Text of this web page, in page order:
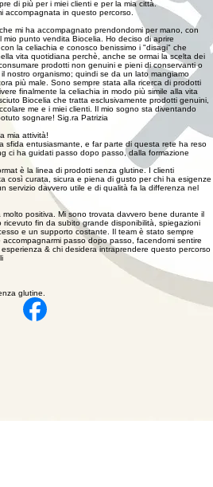
avviare il mio negozio in tempi davvero rapidi.
competenza e prodotti senza glutine originali, di
ogni giorno cerco di crescere e migliorare, mettendo
questo negozio è stata una delle scelte più importanti
di più per i miei clienti e per la mia città.
accompagnata in questo percorso.
mi ha accompagnato prendondomi per mano, con
punto vendita Biocelia. Ho deciso di aprire
la celiachia e conosco benissimo i "disagi" che
vita quotidiana perchè, anche se ormai la scelta dei
prodotti non genuini e pieni di conservanti o
nostro organismo; quindi se da un lato mangiamo
più male. Sono sempre stata alla ricerca di prodotti
finalmente la celiachia in modo più simile alla vita
Biocelia che tratta esclusivamente prodotti genuini,
me e i miei clienti. Il mio sogno sta diventando
sognare! Sig.ra Patrizia
mia attività!
entusiasmante, e far parte di questa rete ha reso
ci ha guidati passo dopo passo, dalla formazione
è la linea di prodotti senza glutine. I clienti
così curata, sicura e piena di gusto per chi ha esigenze
servizio davvero utile e di qualità fa la differenza nel
positiva. Mi sono trovata davvero bene durante il
fin da subito grande disponibilità, spiegazioni
e un supporto costante. Il team è stato sempre
passo dopo passo, facendomi sentire
& chi desidera intraprendere questo percorso